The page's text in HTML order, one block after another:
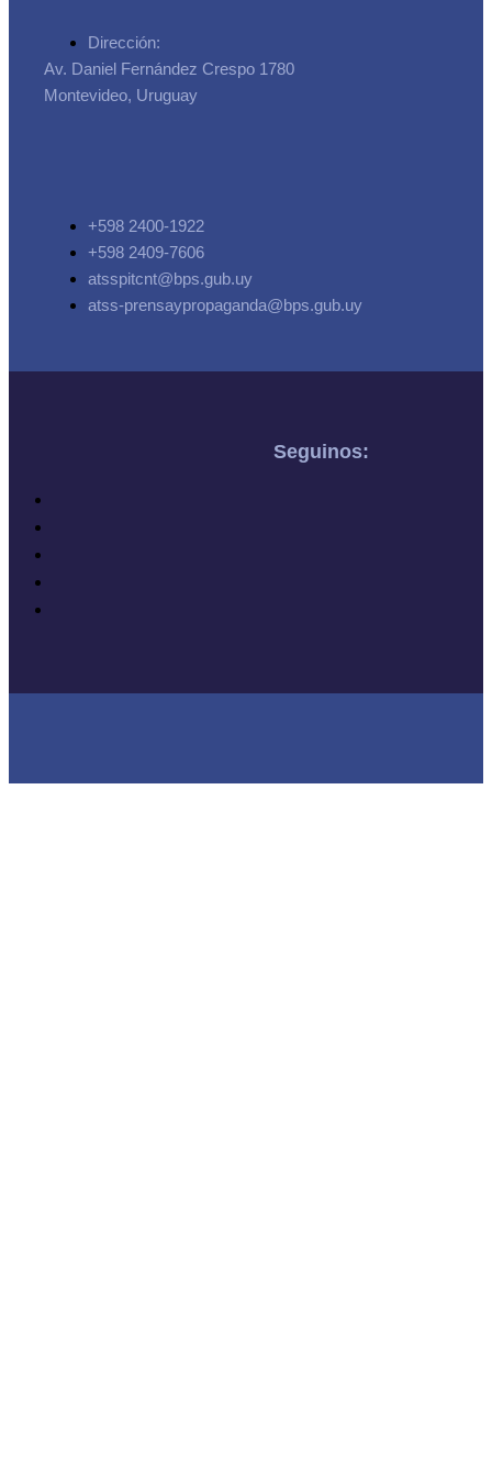
Dirección:
Av. Daniel Fernández Crespo 1780
Montevideo, Uruguay
+598 2400-1922
+598 2409-7606
atsspitcnt@bps.gub.uy
atss-prensaypropaganda@bps.gub.uy
Seguinos: